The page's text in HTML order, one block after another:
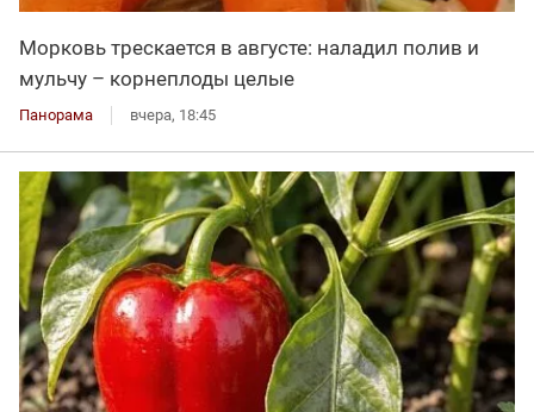
Морковь трескается в августе: наладил полив и
мульчу – корнеплоды целые
Панорама вчера, 18:45